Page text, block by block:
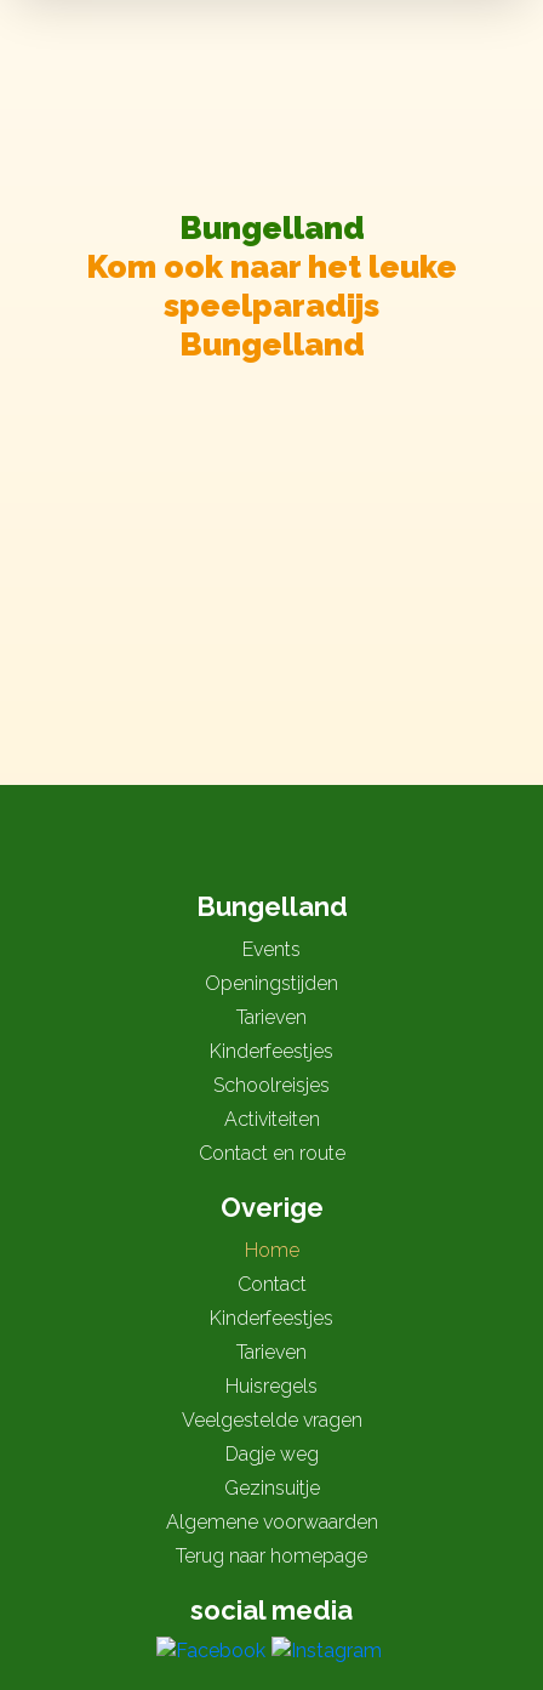
Bungelland
Kom ook naar het leuke
speelparadijs
Bungelland
Bungelland
Events
Openingstijden
Tarieven
Kinderfeestjes
Schoolreisjes
Activiteiten
Contact en route
Overige
Home
Contact
Kinderfeestjes
Tarieven
Huisregels
Veelgestelde vragen
Dagje weg
Gezinsuitje
Algemene voorwaarden
Terug naar homepage
social media